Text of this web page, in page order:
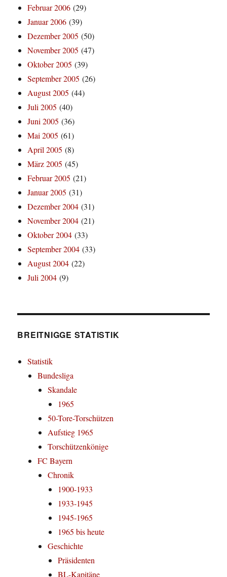
Februar 2006 (29)
Januar 2006 (39)
Dezember 2005 (50)
November 2005 (47)
Oktober 2005 (39)
September 2005 (26)
August 2005 (44)
Juli 2005 (40)
Juni 2005 (36)
Mai 2005 (61)
April 2005 (8)
März 2005 (45)
Februar 2005 (21)
Januar 2005 (31)
Dezember 2004 (31)
November 2004 (21)
Oktober 2004 (33)
September 2004 (33)
August 2004 (22)
Juli 2004 (9)
BREITNIGGE STATISTIK
Statistik
Bundesliga
Skandale
1965
50-Tore-Torschützen
Aufstieg 1965
Torschützenkönige
FC Bayern
Chronik
1900-1933
1933-1945
1945-1965
1965 bis heute
Geschichte
Präsidenten
BL-Kapitäne